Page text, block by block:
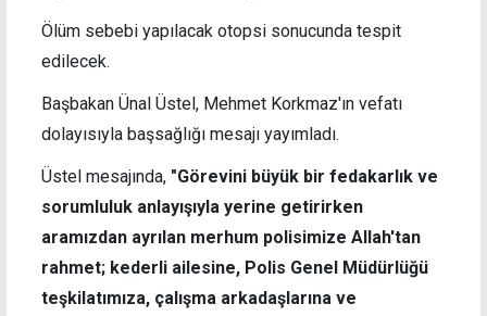
Ölüm sebebi yapılacak otopsi sonucunda tespit
edilecek.
Başbakan Ünal Üstel, Mehmet Korkmaz'ın vefatı
dolayısıyla başsağlığı mesajı yayımladı.
Üstel mesajında, "Görevini büyük bir fedakarlık ve
sorumluluk anlayışıyla yerine getirirken
aramızdan ayrılan merhum polisimize Allah'tan
rahmet; kederli ailesine, Polis Genel Müdürlüğü
teşkilatımıza, çalışma arkadaşlarına ve